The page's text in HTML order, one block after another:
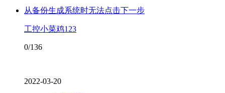
从备份生成系统时无法点击下一步
工控小菜鸡123
0/136
2022-03-20